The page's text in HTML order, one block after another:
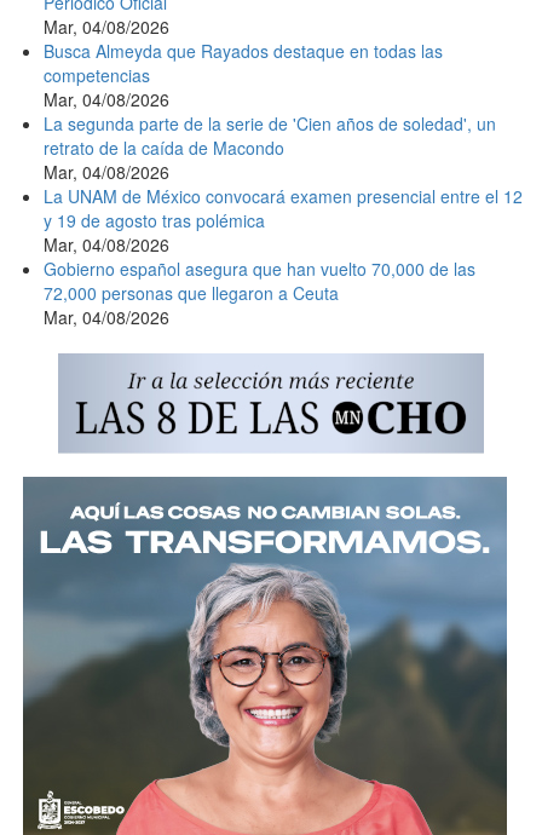
Mar, 04/08/2026
Busca Almeyda que Rayados destaque en todas las
competencias
Mar, 04/08/2026
La segunda parte de la serie de 'Cien años de soledad', un
retrato de la caída de Macondo
Mar, 04/08/2026
La UNAM de México convocará examen presencial entre el 12
y 19 de agosto tras polémica
Mar, 04/08/2026
Gobierno español asegura que han vuelto 70,000 de las
72,000 personas que llegaron a Ceuta
Mar, 04/08/2026